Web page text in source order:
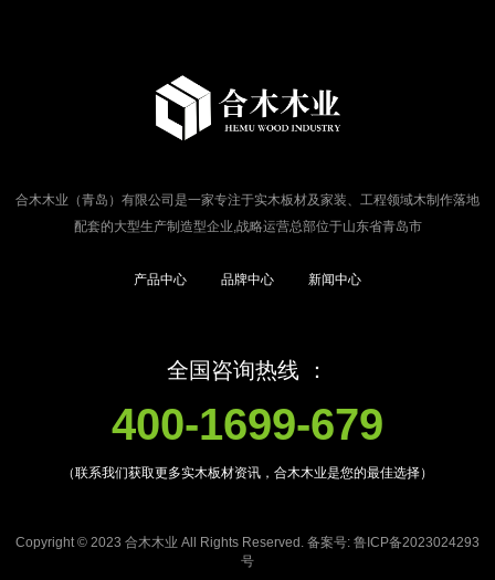
合木木业（青岛）有限公司是一家专注于实木板材及家装、工程领域木制作落地
配套的大型生产制造型企业,战略运营总部位于山东省青岛市
产品中心 品牌中心 新闻中心
全国咨询热线 ：
400-1699-679
（联系我们获取更多实木板材资讯，合木木业是您的最佳选择）
Copyright © 2023 合木木业 All Rights Reserved. 备案号: 鲁ICP备2023024293
号